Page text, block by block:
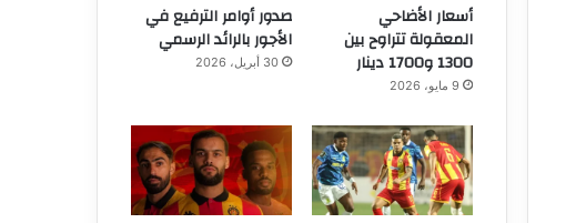
أسعار الأضاحي
المعقولة تتراوح بين
1300 و1700 دينار
9 مايو، 2026
صدور أوامر الترفيع في
الأجور بالرائد الرسمي
30 أبريل، 2026